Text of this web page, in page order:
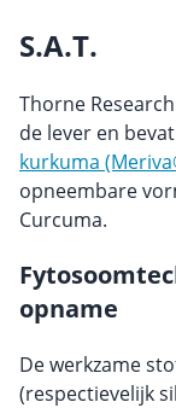
S.A.T.
Thorne
de lever en bevat
kurkuma
opneembare
Curcuma.
opname
De werkzame
(respectievelijk